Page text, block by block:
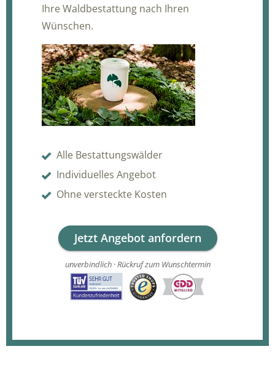
Ihre Waldbestattung nach Ihren
Wünschen.
Alle Bestattungswälder
Individuelles Angebot
Ohne versteckte Kosten
Jetzt Angebot anfordern
unverbindlich · Rückruf zum Wunschtermin